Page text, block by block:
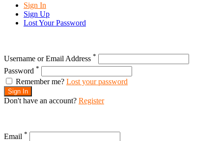
Sign In
Sign Up
Lost Your Password
Username or Email Address *
Password *
Remember me? Lost your password
Sign In
Don't have an account? Register
Email *